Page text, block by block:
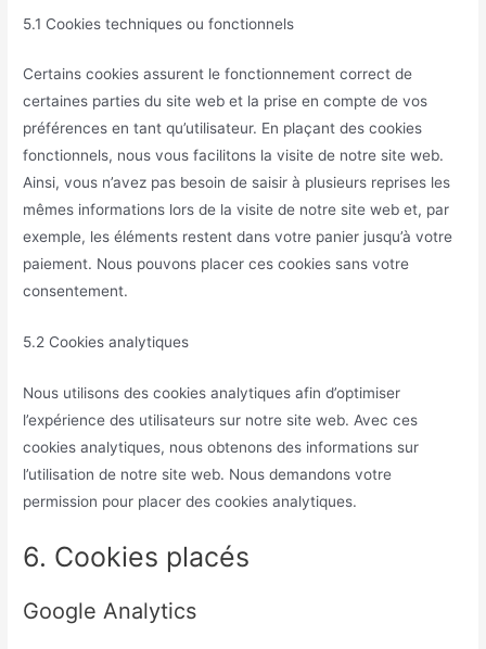
5.1 Cookies techniques ou fonctionnels
Certains cookies assurent le fonctionnement correct de
certaines parties du site web et la prise en compte de vos
préférences en tant qu’utilisateur. En plaçant des cookies
fonctionnels, nous vous facilitons la visite de notre site web.
Ainsi, vous n’avez pas besoin de saisir à plusieurs reprises les
mêmes informations lors de la visite de notre site web et, par
exemple, les éléments restent dans votre panier jusqu’à votre
paiement. Nous pouvons placer ces cookies sans votre
consentement.
5.2 Cookies analytiques
Nous utilisons des cookies analytiques afin d’optimiser
l’expérience des utilisateurs sur notre site web. Avec ces
cookies analytiques, nous obtenons des informations sur
l’utilisation de notre site web. Nous demandons votre
permission pour placer des cookies analytiques.
6. Cookies placés
Google Analytics